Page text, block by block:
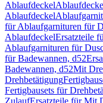
Ablaufdeckel
Ablaufdeckel
für Ablaufgarnituren für
AblaufdeckelErsatzteile
Ablaufgarnituren für
für Badewannen, d52
Badewannen, d52Mit
Drehbetätigung
Fertigbausets für
ZulaufErsatzteile für Mit